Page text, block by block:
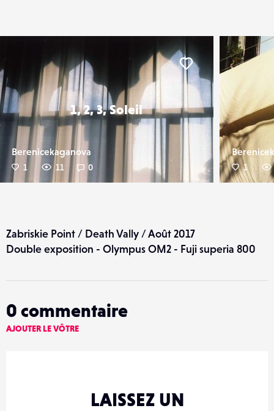
1, 2, 3, Soleil
Berenicekaganova
1 11 0
Liker
1
Zabriskie Point / Death Vally / Août 2017
Double exposition - Olympus OM2 - Fuji superia 800
0 commentaire
AJOUTER LE VÔTRE
LAISSEZ UN